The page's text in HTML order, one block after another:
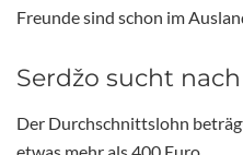
Freunde sind schon im
Serdžo sucht
Der Durchschnittslohn